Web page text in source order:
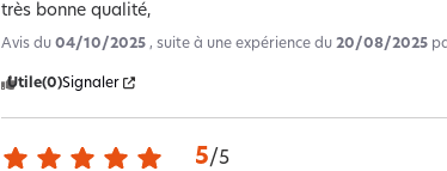
très bonne qualité,
Avis du04/10/2025 , suite à une expérience du20/08/2025
Utile(0)Signaler
5/5